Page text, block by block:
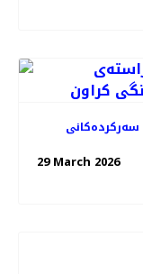
سەرکردەکانی
29 March 2026